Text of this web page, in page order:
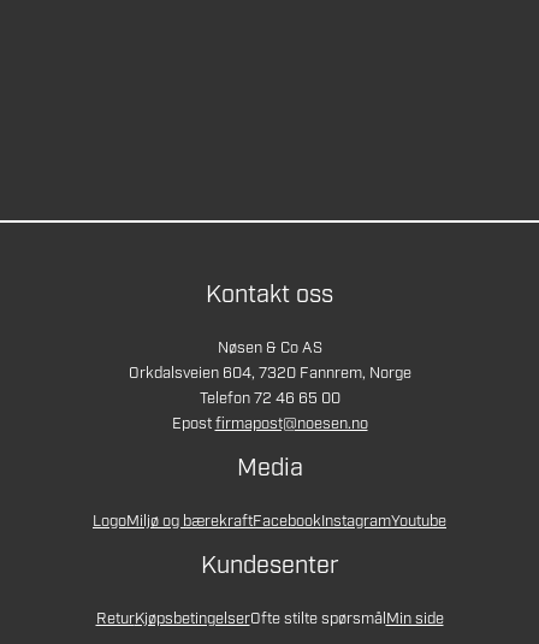
Kontakt oss
Nøsen & Co AS
Orkdalsveien 604, 7320 Fannrem, Norge
Telefon 72 46 65 00
Epostfirmapost@noesen.no
Media
LogoMiljø og bærekraftFacebookInstagramYoutube
Kundesenter
ReturKjøpsbetingelserOfte stilte spørsmålMin side